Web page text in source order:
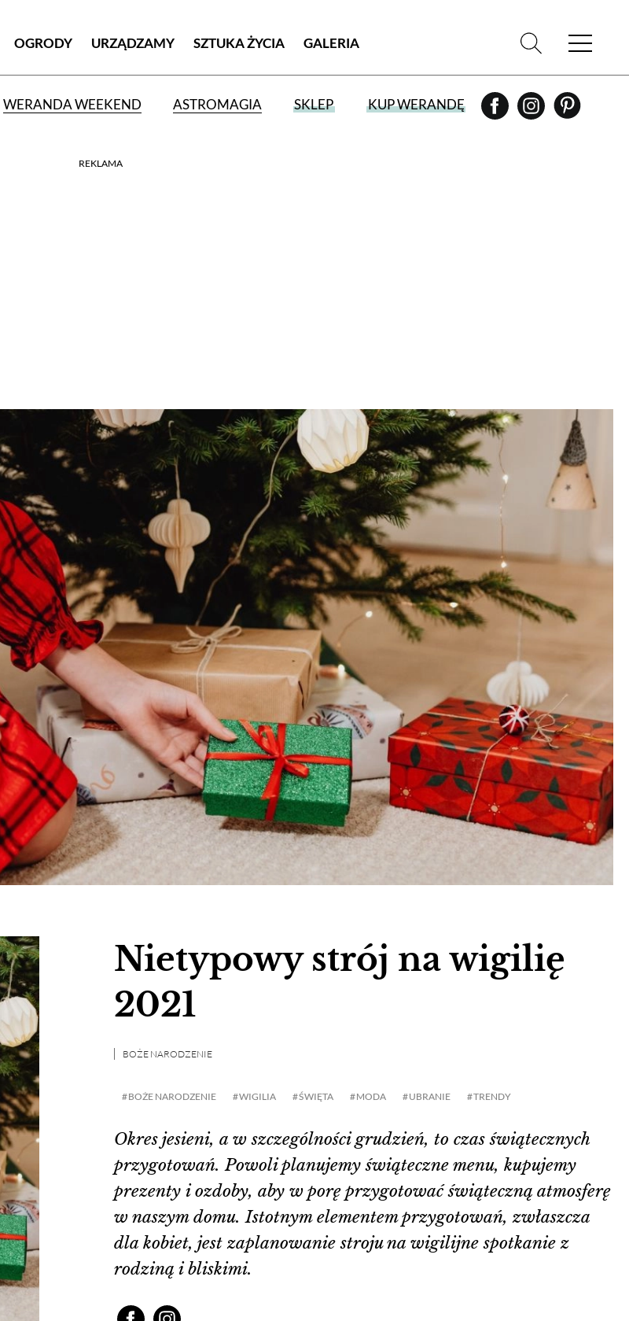
OGRODY URZĄDZAMY SZTUKA ŻYCIA GALERIA
WERANDA WEEKEND ASTROMAGIA SKLEP KUP WERANDĘ
REKLAMA
Nietypowy strój na wigilię
2021
BOŻE NARODZENIE
BOŻE NARODZENIE WIGILIA ŚWIĘTA MODA UBRANIE TRENDY
Okres jesieni, a w szczególności grudzień, to czas świątecznych
przygotowań. Powoli planujemy świąteczne menu, kupujemy
prezenty i ozdoby, aby w porę przygotować świąteczną atmosferę
w naszym domu. Istotnym elementem przygotowań, zwłaszcza
dla kobiet, jest zaplanowanie stroju na wigilijne spotkanie z
rodziną i bliskimi.